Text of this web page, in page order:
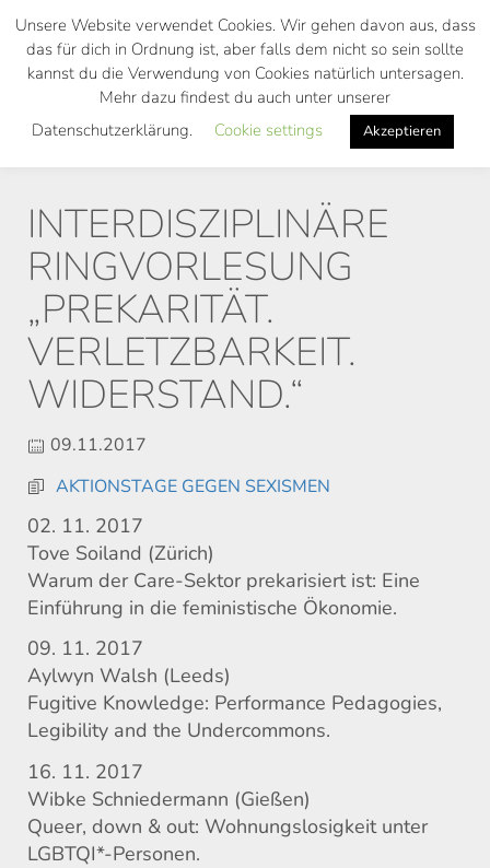
Skip
main
INTERDISZIPLINÄRE
RINGVORLESUNG
„PREKARITÄT.
VERLETZBARKEIT.
WIDERSTAND.“
09.11.2017
AKTIONSTAGE GEGEN SEXISMEN
02. 11. 2017
Tove Soiland (Zürich)
Warum der Care-Sektor prekarisiert ist: Eine
Einführung in die feministische Ökonomie.
09. 11. 2017
Aylwyn Walsh (Leeds)
Fugitive Knowledge: Performance Pedagogies,
Legibility and the Undercommons.
16. 11. 2017
Wibke Schniedermann (Gießen)
Queer, down & out: Wohnungslosigkeit unter
LGBTQI*-Personen.
Unsere Website verwendet Cookies. Wir gehen davon aus, dass
das für dich in Ordnung ist, aber falls dem nicht so sein sollte
kannst du die Verwendung von Cookies natürlich untersagen.
Mehr dazu findest du auch unter unserer
Datenschutzerklärung.
Cookie settings Akzeptieren